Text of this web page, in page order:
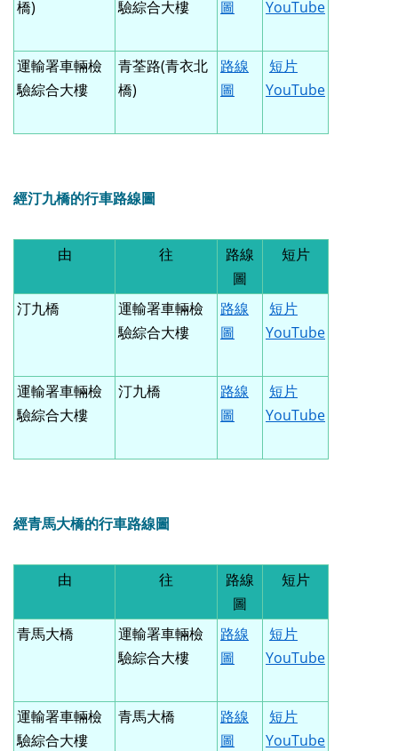
橋) 驗綜合大樓 圖 YouTube
運輸署車輛檢
驗綜合大樓
青荃路(青衣北
橋)
路線
圖
短片
YouTube
經汀九橋的行車路線圖
由 往
路線
圖
短片
汀九橋
運輸署車輛檢
驗綜合大樓
路線
圖
短片
YouTube
運輸署車輛檢
驗綜合大樓
汀九橋
路線
圖
短片
YouTube
經青馬大橋的行車路線圖
由 往
路線
圖
短片
青馬大橋
運輸署車輛檢
驗綜合大樓
路線
圖
短片
YouTube
運輸署車輛檢
驗綜合大樓
青馬大橋
路線
圖
短片
YouTube